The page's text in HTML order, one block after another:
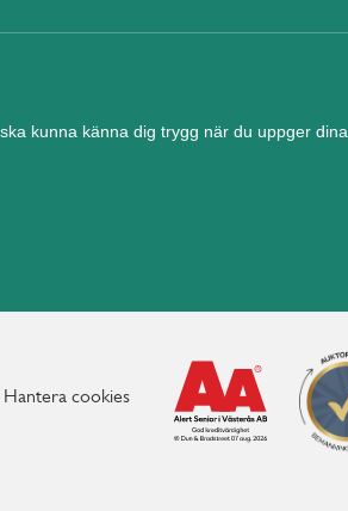
kunna känna dig trygg när du uppger dina
Hantera cookies